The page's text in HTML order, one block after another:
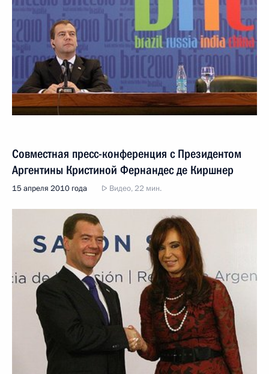
Совместная пресс-конференция с Президентом
Аргентины Кристиной Фернандес де Киршнер
15 апреля 2010 года Видео, 22 мин.